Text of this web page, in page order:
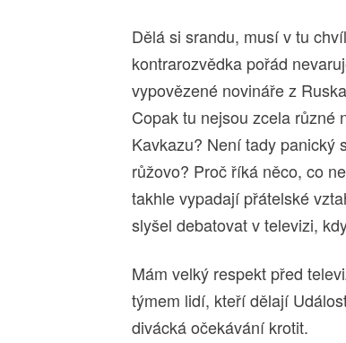
Dělá si srandu, musí v tu
kontrarozvědka pořád
vypovězené novináře z
Copak tu nejsou zcela různé
Kavkazu? Není tady panický
růžovo? Proč říká něco, co
takhle vypadají přátelské
slyšel debatovat v televizi,
Mám velký respekt před
týmem lidí, kteří dělají
divácká očekávání krotit.